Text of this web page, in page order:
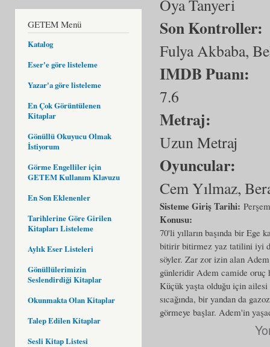
GETEM Menü
Katalog
Eser'e göre listeleme
Yazar'a göre listeleme
En Çok Görüntülenen
Kitaplar
Gönüllü Okuyucu Olmak
İstiyorum
Görme Engelliler için
GETEM Kullanım Klavuzu
En Son Eklenenler
Tarihlerine Göre Girilen
Kitapları Listeleme
Aylık Eser Listeleri
Gönüllülerimizin
Seslendirdiği Kitaplar
Okunmakta Olan Kitaplar
Talep Edilen Kitaplar
Sesli Kitap Listesi
Oya Tanyeri
Son Kontroller:
Fulya Akbaba,
IMDB Puanı:
7.6
Metraj:
Uzun Metraj
Oyuncular:
Cem Yılmaz,
Sisteme Giriş Tarihi:
Konusu:
70'li yılların başında bir Ege
bitirir bitirmez yaz tatilini iyi
söyler. Zar zor izin alan Adem
günleridir Adem camide oruç
Küçük yaşta olduğu için
sıcağında, bir yandan da
görmeye başlar. Adem'in